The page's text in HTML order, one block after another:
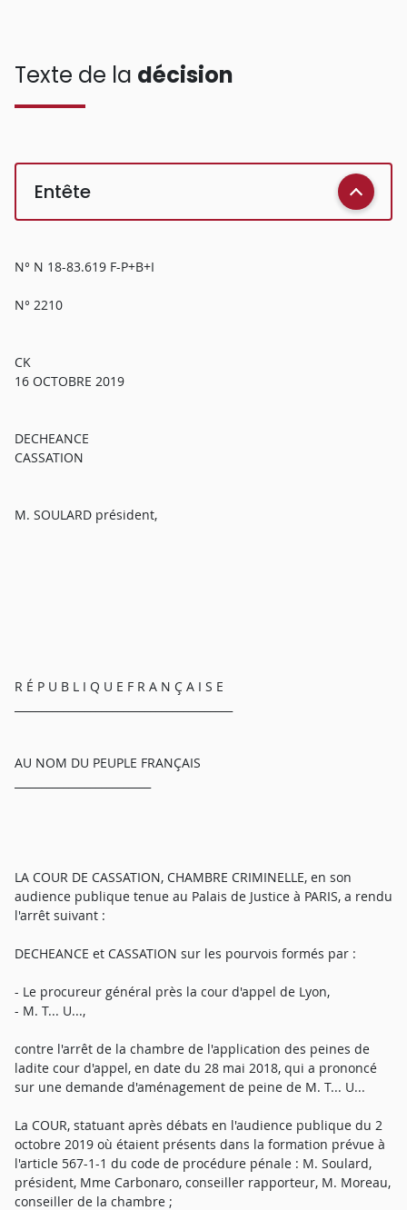
Texte de la décision
Entête
N° N 18-83.619 F-P+B+I
N° 2210
CK
16 OCTOBRE 2019
DECHEANCE
CASSATION
M. SOULARD président,
R É P U B L I Q U E F R A N Ç A I S E
AU NOM DU PEUPLE FRANÇAIS
LA COUR DE CASSATION, CHAMBRE CRIMINELLE, en son
audience publique tenue au Palais de Justice à PARIS, a rendu
l'arrêt suivant :
DECHEANCE et CASSATION sur les pourvois formés par :
- Le procureur général près la cour d'appel de Lyon,
- M. T... U...,
contre l'arrêt de la chambre de l'application des peines de
ladite cour d'appel, en date du 28 mai 2018, qui a prononcé
sur une demande d'aménagement de peine de M. T... U...
La COUR, statuant après débats en l'audience publique du 2
octobre 2019 où étaient présents dans la formation prévue à
l'article 567-1-1 du code de procédure pénale : M. Soulard,
président, Mme Carbonaro, conseiller rapporteur, M. Moreau,
conseiller de la chambre ;